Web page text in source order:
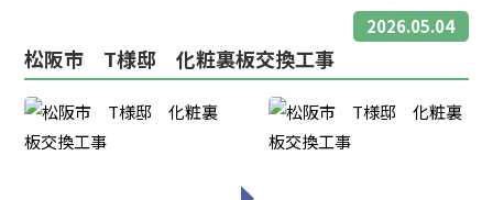
2026.05.04
松阪市 T様邸 化粧裏板交換工事